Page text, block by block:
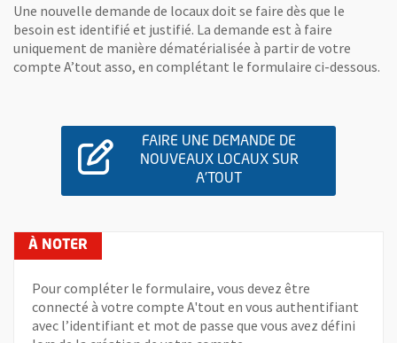
Une nouvelle demande de locaux doit se faire dès que le
besoin est identifié et justifié. La demande est à faire
uniquement de manière dématérialisée à partir de votre
compte A’tout asso, en complétant le formulaire ci-dessous.
FAIRE UNE DEMANDE DE
NOUVEAUX LOCAUX SUR
A'TOUT
, OUVRE UNE NOUVELLE
Pour compléter le formulaire, vous devez être
connecté à votre compte A'tout en vous authentifiant
avec l’identifiant et mot de passe que vous avez défini